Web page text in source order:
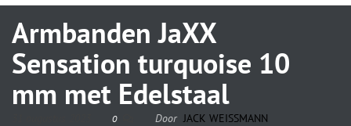
Armbanden JaXX
Sensation turquoise 10
mm met Edelstaal
0 Door JACK WEISSMANN